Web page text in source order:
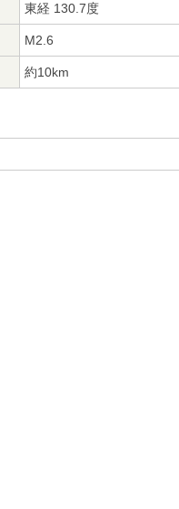
東経 130.7度
M2.6
約10km